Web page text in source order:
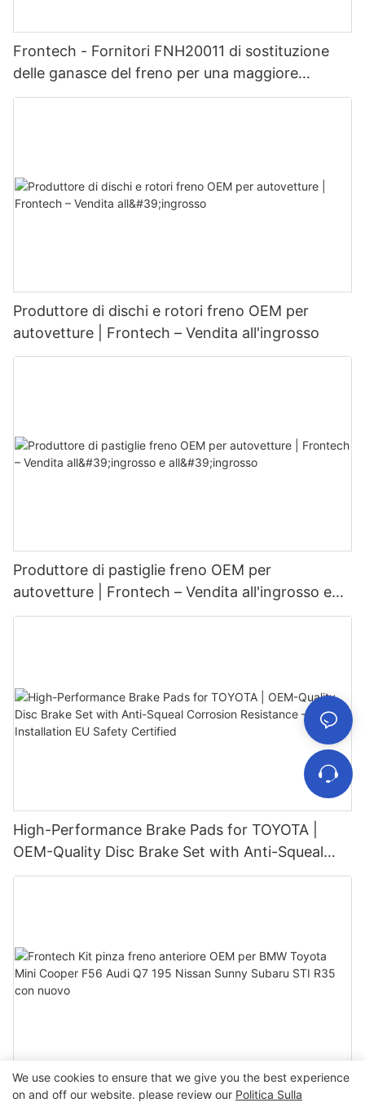
Frontech - Fornitori FNH20011 di sostituzione
delle ganasce del freno per una maggiore
sicurezza e durata
Produttore di dischi e rotori freno OEM per
autovetture | Frontech – Vendita all'ingrosso
Produttore di pastiglie freno OEM per
autovetture | Frontech – Vendita all'ingrosso e
all'ingrosso
High-Performance Brake Pads for TOYOTA |
OEM-Quality Disc Brake Set with Anti-Squeal
<000000> Corrosion Resistance – Fast
Frontech Kit pinza freno anteriore OEM per
We use cookies to ensure that we give you the best experience
on and off our website. please review our Politica Sulla